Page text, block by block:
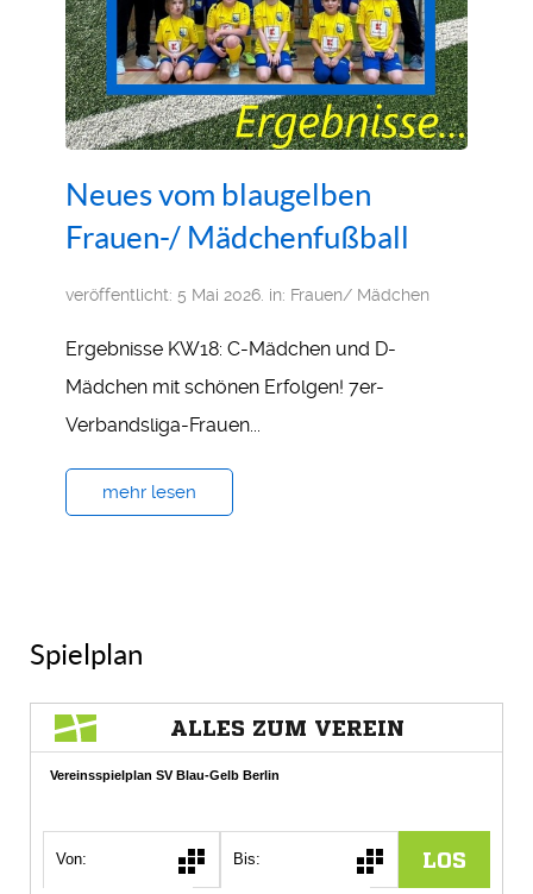
Neues vom blaugelben
Frauen-/ Mädchenfußball
veröffentlicht: 5 Mai 2026. in: Frauen/ Mädchen
Ergebnisse KW18: C-Mädchen und D-
Mädchen mit schönen Erfolgen! 7er-
Verbandsliga-Frauen...
mehr lesen
Spielplan